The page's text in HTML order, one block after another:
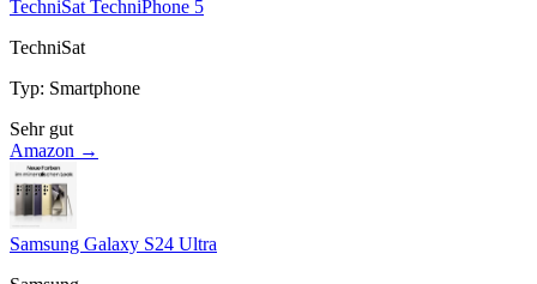
TechniSat TechniPhone 5
TechniSat
Typ: Smartphone
Sehr gut
Amazon →
Samsung Galaxy S24 Ultra